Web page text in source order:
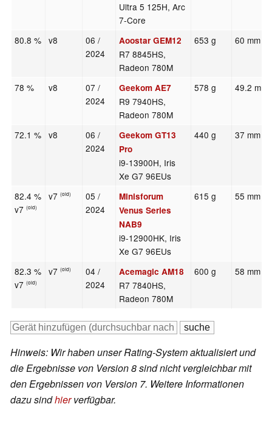
Ultra 5 125H, Arc
7-Core
80.8 % v8
06 /
2024
Aoostar GEM12
R7 8845HS,
Radeon 780M
653 g 60 mm
78 % v8
07 /
2024
Geekom AE7
R9 7940HS,
Radeon 780M
578 g 49.2 mm
72.1 % v8
06 /
2024
Geekom GT13
Pro
i9-13900H, Iris
Xe G7 96EUs
440 g 37 mm
82.4 %
v7(old)
v7(old)
05 /
2024
Minisforum
Venus Series
NAB9
i9-12900HK, Iris
Xe G7 96EUs
615 g 55 mm
82.3 %
v7(old)
v7(old)
04 /
2024
Acemagic AM18
R7 7840HS,
Radeon 780M
600 g 58 mm
Hinweis: Wir haben unser Rating-System aktualisiert und
die Ergebnisse von Version 8 sind nicht vergleichbar mit
den Ergebnissen von Version 7. Weitere Informationen
dazu sindhierverfügbar.